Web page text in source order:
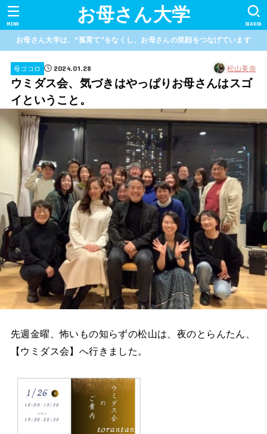
お母さん大学 SEARCH
MENU
お母さん大学は、“孤育て”をなくし、お母さんの笑顔をつなげています
母ゴコロ 2024.01.28 松山美奈
ウミダス会、気づきはやっぱりお母さんはスゴ
イということ。
先週金曜、怖いもの知らずの松山は、夜のとらんたん、
【ウミダス会】へ行きました。